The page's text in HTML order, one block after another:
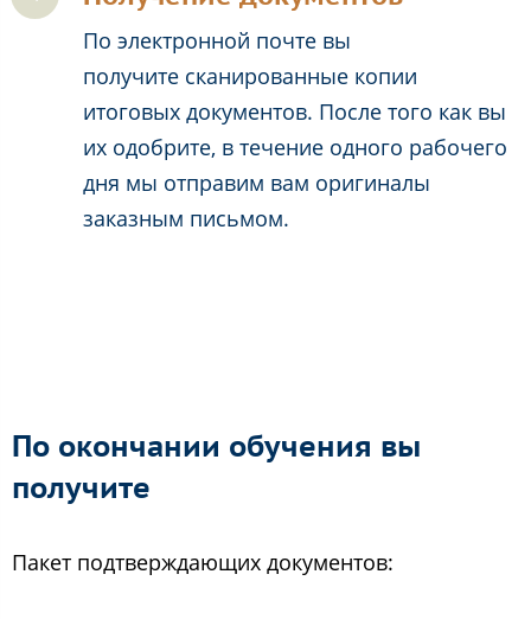
По электронной почте вы
получите сканированные копии
итоговых документов. После того как вы
их одобрите, в течение одного рабочего
дня мы отправим вам оригиналы
заказным письмом.
По окончании обучения вы
получите
Пакет подтверждающих документов: